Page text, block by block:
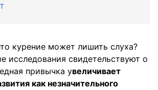
курение может лишить слуха?
исследования свидетельствуют о
привычка увеличивает
как незначительного